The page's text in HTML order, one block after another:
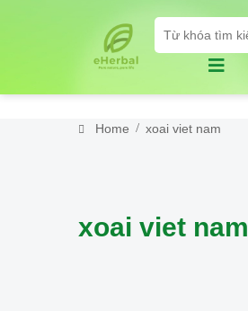
Home xoai viet nam
xoai viet nam